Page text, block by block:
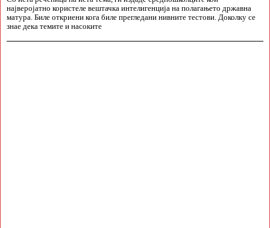
најверојатно користеле вештачка интелигенција на полагањето државна
матура. Биле откриени кога биле прегледани нивните тестови. Доколку се
знае дека темите и насоките